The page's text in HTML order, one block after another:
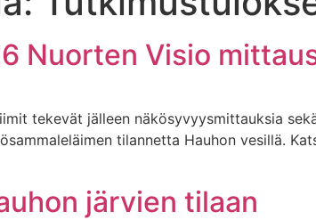
Nuorten Visio
tekevät jälleen näkösyvyysmittauksia
tilannetta Hauhon vesillä.
järvien tilaan